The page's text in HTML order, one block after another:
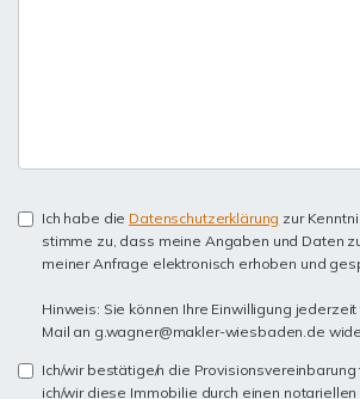
Ich habe die Datenschutzerklärung zur
stimme zu, dass meine Angaben und Daten
meiner Anfrage elektronisch erhoben und
Hinweis: Sie können Ihre Einwilligung
Mail an g.wagner@makler-wiesbaden.de
Ich/wir bestätige/n die Provisionsvereinbarung
ich/wir diese Immobilie durch einen